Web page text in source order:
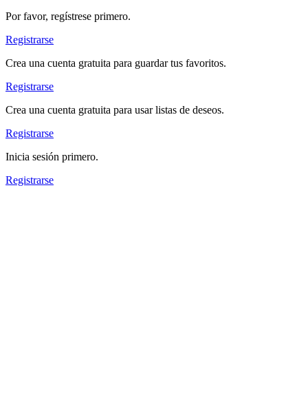
Por favor, regístrese primero.
Registrarse
Crea una cuenta gratuita para guardar tus favoritos.
Registrarse
Crea una cuenta gratuita para usar listas de deseos.
Registrarse
Inicia sesión primero.
Registrarse